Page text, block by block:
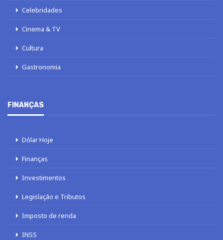
Celebridades
Cinema & TV
Cultura
Gastronomia
FINANÇAS
Dólar Hoje
Finanças
Investimentos
Legislação e Tributos
Imposto de renda
INSS